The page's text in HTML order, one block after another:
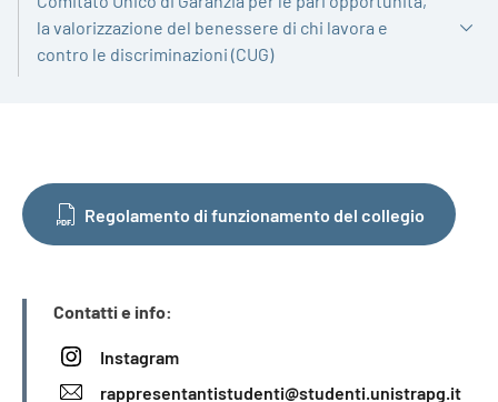
la valorizzazione del benessere di chi lavora e
contro le discriminazioni (CUG)
Regolamento di funzionamento del collegio
INFORMAZIONI
Contatti e info:
Instagram
rappresentantistudenti@studenti.unistrapg.it